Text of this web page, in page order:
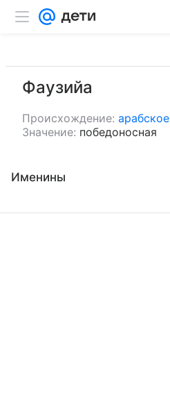
Фаузийа
Происхождение: арабское
Значение: победоносная
Именины